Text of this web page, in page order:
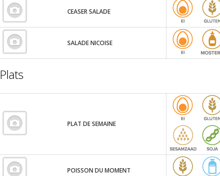
CEASER SALADE
SALADE NICOISE
Plats
PLAT DE SEMAINE
POISSON DU MOMENT